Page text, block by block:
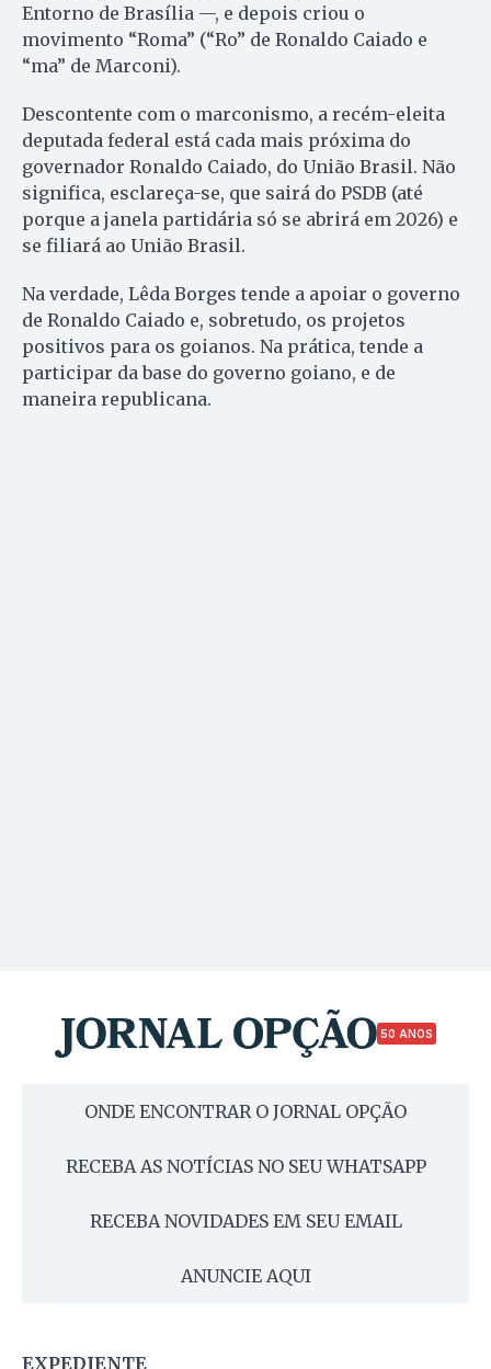
Entorno de Brasília —, e depois criou o
movimento “Roma” (“Ro” de Ronaldo Caiado e
“ma” de Marconi).
Descontente com o marconismo, a recém-eleita
deputada federal está cada mais próxima do
governador Ronaldo Caiado, do União Brasil. Não
significa, esclareça-se, que sairá do PSDB (até
porque a janela partidária só se abrirá em 2026) e
se filiará ao União Brasil.
Na verdade, Lêda Borges tende a apoiar o governo
de Ronaldo Caiado e, sobretudo, os projetos
positivos para os goianos. Na prática, tende a
participar da base do governo goiano, e de
maneira republicana.
50 ANOS
ONDE ENCONTRAR O JORNAL OPÇÃO
RECEBA AS NOTÍCIAS NO SEU WHATSAPP
RECEBA NOVIDADES EM SEU EMAIL
ANUNCIE AQUI
EXPEDIENTE